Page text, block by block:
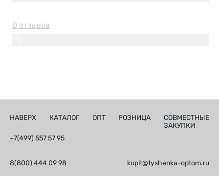
0 отзывов
НАВЕРХ КАТАЛОГ ОПТ РОЗНИЦА
СОВМЕСТНЫЕ
ЗАКУПКИ
+7(499) 557 57 95
8(800) 444 09 98 kupit@tyshenka-optom.ru